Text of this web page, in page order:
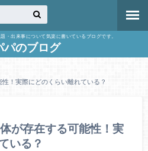
・出来事について気楽に書いているブログです。
パのブログ
！実際にどのくらい離れている？
が存在する可能性！実
いる？